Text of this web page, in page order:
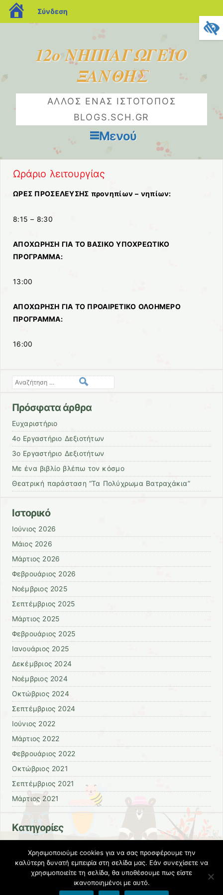
blogs.sch.gr
Σύνδεση
12ο ΝΗΠΙΑΓΩΓΕΙΟ
ΞΑΝΘΗΣ
ΆΛΛΟΣ ΈΝΑΣ ΙΣΤΌΤΟΠΟΣ
BLOGS.SCH.GR
Μενού
Μετάβαση στο περιεχόμενο
Ωράριο λειτουργίας
ΩΡΕΣ ΠΡΟΣΕΛΕΥΣΗΣ προνηπίων – νηπίων:
8:15 – 8:30
ΑΠΟΧΩΡΗΣΗ ΓΙΑ ΤΟ ΒΑΣΙΚΟ ΥΠΟΧΡΕΩΤΙΚΟ
ΠΡΟΓΡΑΜΜΑ:
13:00
ΑΠΟΧΩΡΗΣΗ ΓΙΑ ΤΟ ΠΡΟΑΙΡΕΤΙΚΟ ΟΛΟΗΜΕΡΟ
ΠΡΟΓΡΑΜΜΑ:
16:00
Αναζήτηση
Πρόσφατα άρθρα
Ευχαριστήριο
4ο Εργαστήριο Δεξιοτήτων
3ο Εργαστήριο Δεξιοτήτων
Με ένα βιβλίο βλέπω τον κόσμο
Θεατρική παράσταση “Τα Πολύχρωμα Βατραχάκια”
Ιστορικό
Ιούνιος 2026
Μάιος 2026
Μάρτιος 2026
Φεβρουάριος 2026
Νοέμβριος 2025
Σεπτέμβριος 2025
Μάρτιος 2025
Φεβρουάριος 2025
Ιανουάριος 2025
Δεκέμβριος 2024
Νοέμβριος 2024
Οκτώβριος 2024
Σεπτέμβριος 2024
Ιούνιος 2022
Μάρτιος 2022
Φεβρουάριος 2022
Οκτώβριος 2021
Σεπτέμβριος 2021
Μάρτιος 2021
Kατηγορίες
Κοινωνικές
Χωρίς κατηγορία
Χρησιμοποιούμε cookies για να σας προσφέρουμε την
καλύτερη δυνατή εμπειρία στη σελίδα μας. Εάν συνεχίσετε να
χρησιμοποιείτε τη σελίδα, θα υποθέσουμε πως είστε
ικανοποιημένοι με αυτό.